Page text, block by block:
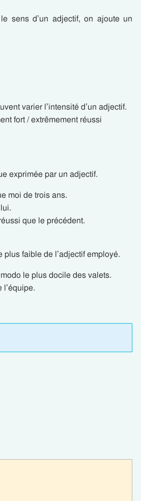
sens d’un adjectif, on ajoute un
varier l’intensité d’un adjectif.
fort / extrêmement réussi
exprimée par un adjectif.
moi de trois ans.
que le précédent.
faible de l’adjectif employé.
le plus docile des valets.
l’équipe.